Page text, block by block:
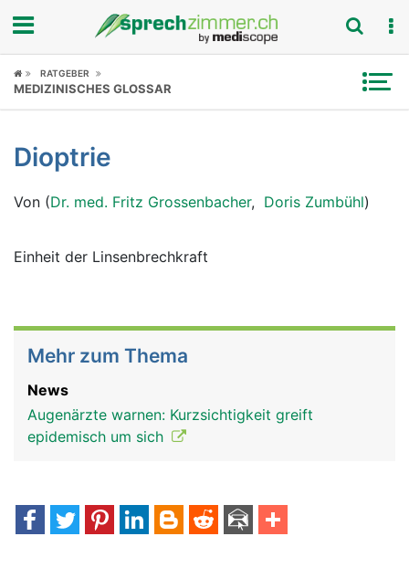
Fokus
Symptome
Untersuchungen
News
RATGEBER
MEDIZINISCHES GLOSSAR
Dioptrie
Von (Dr. med. Fritz Grossenbacher, Doris Zumbühl)
Einheit der Linsenbrechkraft
Mehr zum Thema
News
Augenärzte warnen: Kurzsichtigkeit greift
epidemisch um sich